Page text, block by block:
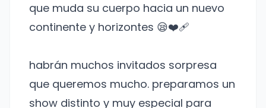
que muda su cuerpo hacia un nuevo
continente y horizontes 😪❤️‍🩹
habrán muchos invitados sorpresa
que queremos mucho. preparamos un
show distinto y muy especial para